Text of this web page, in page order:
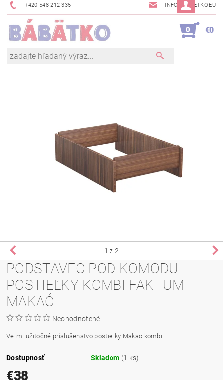
+420 548 212 335 INFO@BABETKO.EU
0 €0
1 z 2
PODSTAVEC POD KOMODU
POSTIEĽKY KOMBI FAKTUM
MAKAÓ
Neohodnotené
Veľmi užitočné príslušenstvo postieľky Makao kombi.
Dostupnosť Skladom (1 ks)
€38